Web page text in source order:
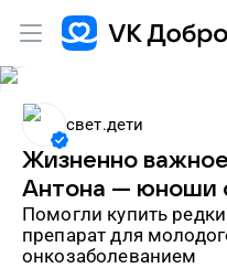
свет.дети
Жизненно
Антона — юноши
Помогли купить редкий и дорогостоящий
препарат для
онкозаболеванием